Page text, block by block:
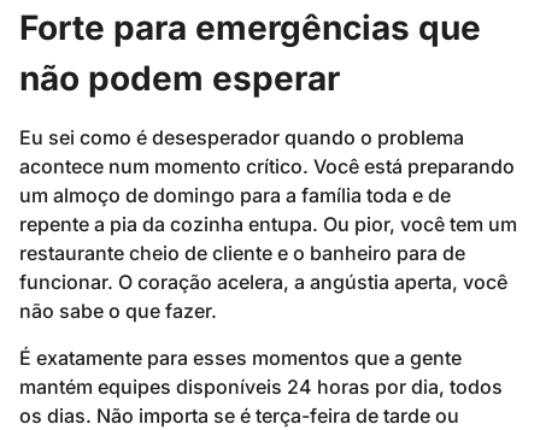
Forte para emergências que
não podem esperar
Eu sei como é desesperador quando o problema
acontece num momento crítico. Você está preparando
um almoço de domingo para a família toda e de
repente a pia da cozinha entupa. Ou pior, você tem um
restaurante cheio de cliente e o banheiro para de
funcionar. O coração acelera, a angústia aperta, você
não sabe o que fazer.
É exatamente para esses momentos que a gente
mantém equipes disponíveis 24 horas por dia, todos
os dias. Não importa se é terça-feira de tarde ou